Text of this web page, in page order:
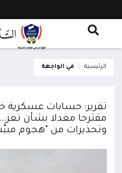
الرئيسية في الواجهة
تقرير: حسابات عسكرية
مقترحا معدلا بشأن
وتحذيرات من "هجوم